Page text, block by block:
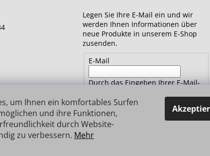
um Ihnen ein komfortables Surfen
und ihre Funktionen,
durch Website-
zu verbessern. Mehr
Legen Sie Ihre E-Mail ein und wir
werden Ihnen Informationen über
neue Produkte in unserem E-Shop
zusenden.
E-Mail
Durch das Eingeben Ihrer E-Mail-
Datenschutzbestimmungen zu.
ANMELDEN